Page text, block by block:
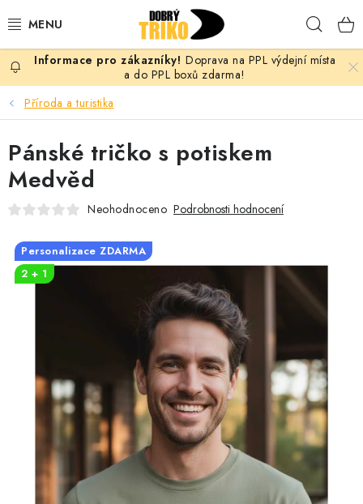
na
PRO ŽENY
PRO MUŽE
PRO DĚTI
PRO PÁRY
VLASTNÍ MOTIV
OKAMŽITĚ K ODBĚRU
MÁM SRDCE POMÁHÁM
Doprava na PPL výdejní místa
a do PPL boxů zdarma!
Příroda a turistika
Pánské tričko s potiskem
Medvěd
Neohodnoceno Podrobnosti hodnocení
Personalizace ZDARMA
2 + 1